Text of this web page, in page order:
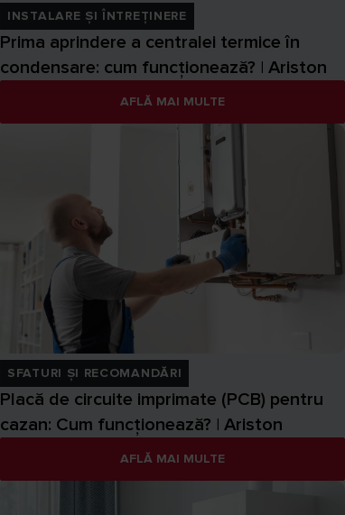
INSTALARE ȘI ÎNTREȚINERE
Prima aprindere a centralei termice în
condensare: cum funcționează? | Ariston
AFLĂ MAI MULTE
SFATURI ȘI RECOMANDĂRI
Placă de circuite imprimate (PCB) pentru
cazan: Cum funcționează? | Ariston
AFLĂ MAI MULTE